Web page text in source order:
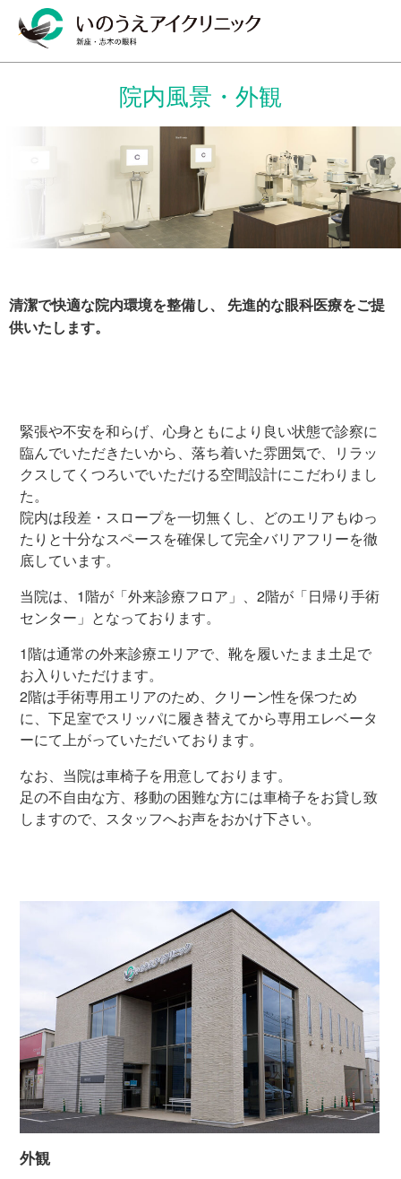
院内風景・外観
清潔で快適な院内環境を整備し、
先進的な眼科医療をご提
供いたします。
緊張や不安を和らげ、心身ともにより良い状態で診察に
臨んでいただきたいから、落ち着いた雰囲気で、リラッ
クスしてくつろいでいただける空間設計にこだわりまし
た。
院内は段差・スロープを一切無くし、どのエリアもゆっ
たりと十分なスペースを確保して完全バリアフリーを徹
底しています。
当院は、1階が「外来診療フロア」、2階が「日帰り手術
センター」となっております。
1階は通常の外来診療エリアで、靴を履いたまま土足で
お入りいただけます。
2階は手術専用エリアのため、クリーン性を保つため
に、下足室でスリッパに履き替えてから専用エレベータ
ーにて上がっていただいております。
なお、当院は車椅子を用意しております。
足の不自由な方、移動の困難な方には車椅子をお貸し致
しますので、スタッフへお声をおかけ下さい。
外観